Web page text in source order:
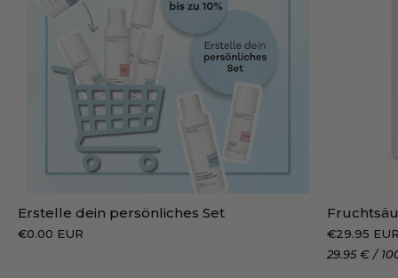
Erstelle dein persönliches Set
€0.00 EUR
€29.95
29.95 € /